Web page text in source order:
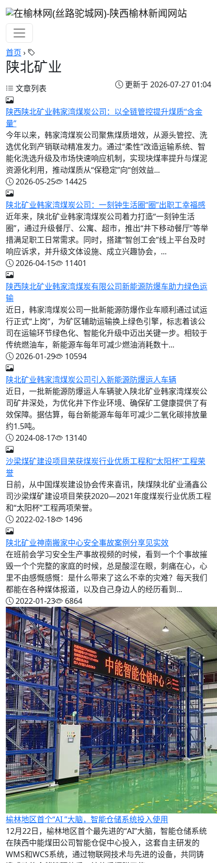
首页 ›
陕北矿业
更新于 2026-07-27 01:04
文章列表
陕西陕北矿业韩家湾煤炭公司：以全链管控提升煤质“含金
量”
今年以来，韩家湾煤炭公司聚焦煤质增效，从源头管控、洗
选优化到产销联动精准发力。通过“柔性”改造运输系统、智
能化洗选升级及市场快速响应机制，实现块煤率提升与煤泥
资源化利用，推动煤质从“保稳定”向“创效益...
2026-05-25
14425
陕北矿业韩家湾煤炭公司：一刻钟生活圈“圈”出职工幸福感
近年来，陕北矿业韩家湾煤炭公司着力打造“一刻钟生活
圈”，通过升级餐厅、公寓、超市，推出“井下移动餐厅”等举
措满足职工日常需求。同时，搭建“智创工会”线上平台及时
响应诉求，并升级文体设施、成立兴趣协会，...
2026-04-15
11401
陕西陕北矿业韩家湾煤炭有限公司新能源防爆车助力绿色运
输
近日，韩家湾煤炭公司一批新能源防爆作业车顺利通过试运
行正式“上岗”，为矿区辅助运输换上绿色引擎，标志着该公
司在运输环节绿色化、智能化升级中迈出关键一步。相较于
传统燃油车，新能源车每年可减少燃油消耗数十...
2026-01-29
10594
陕北矿业韩家湾煤炭公司引入新能源防爆运人车辆
近日，一批新能源防爆运人车辆驶入陕北矿业韩家湾煤炭公
司矿井深处，为优化井下作业环境、确保矿工健康提供了有
效保障。据估算，每台新能源车每年可减少二氧化碳排放量
约1.5吨。
2024-08-17
13140
沙梁煤矿建设项目荣获煤炭行业优质工程和“太阳杯”工程荣
誉
日前，从中国煤炭建设协会传来喜讯，陕煤陕北矿业涌鑫公
司沙梁煤矿建设项目荣获2020—2021年度煤炭行业优质工程
和“太阳杯”工程两项荣誉。
2022-02-18
1496
陕北矿业神南搬家中心安全事故案例分享见实效
在班前会学习安全生产事故视频的时候，看到一个个事故摧
毁一个个完整的家庭的时候，总是酸涩在眼，刺痛在心，心
里不由感慨感慨：是什么带来了这么不幸的灾难？每天我们
都能在各种媒体报道，以及自己身边人的经历看到...
2022-01-23
6864
榆林地区首个“AI ”大脑，智能仓储系统投入使用
12月22日，榆林地区首个最先进的“AI”大脑，智能仓储系统
在陕西中能煤田公司智能仓促中心投入，这套自主研发的
WMS和WCS系统，通过物联网技术与先进的设备，共同铸